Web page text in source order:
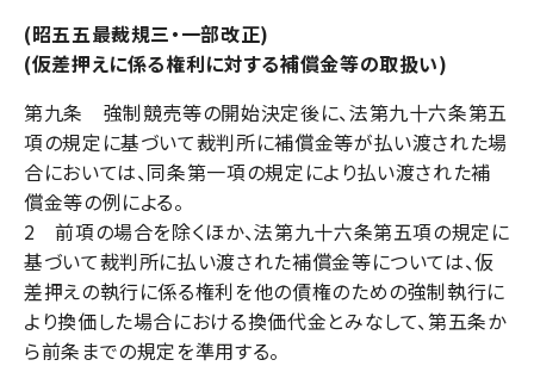
(昭五五最裁規三・一部改正)
(仮差押えに係る権利に対する補償金等の取扱い)
第九条 強制競売等の開始決定後に、法第九十六条第五
項の規定に基づいて裁判所に補償金等が払い渡された場
合においては、同条第一項の規定により払い渡された補
償金等の例による。
2 前項の場合を除くほか、法第九十六条第五項の規定に
基づいて裁判所に払い渡された補償金等については、仮
差押えの執行に係る権利を他の債権のための強制執行に
より換価した場合における換価代金とみなして、第五条か
ら前条までの規定を準用する。